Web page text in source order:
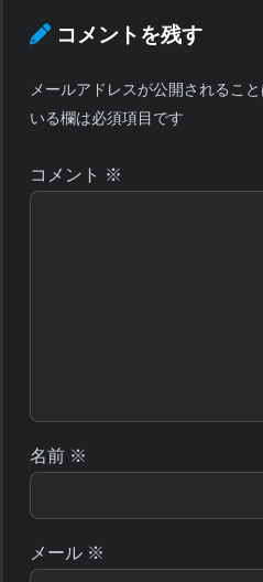
コメントを残す
メールアドレスが公開されること
いる欄は必須項目です
コメント ※
名前 ※
メール ※